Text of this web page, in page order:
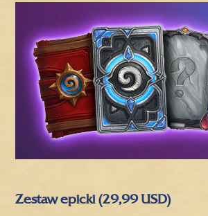
Zestaw epicki (29,99 USD)